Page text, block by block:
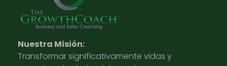
Nuestra Misión:
Transformar significativamente vidas y